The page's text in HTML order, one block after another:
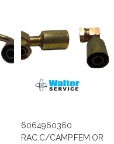
6064960360
RAC.C/CAMP.FEM.OR